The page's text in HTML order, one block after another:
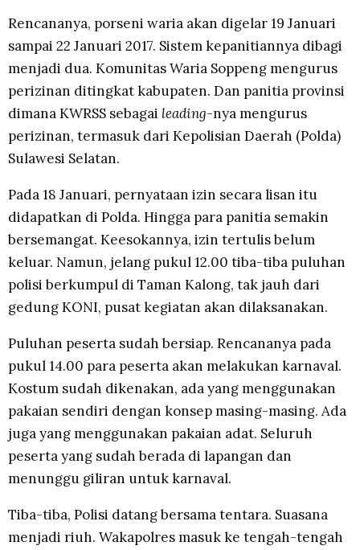
Rencananya, porseni waria akan digelar 19 Januari
sampai 22 Januari 2017. Sistem kepanitiannya dibagi
menjadi dua. Komunitas Waria Soppeng mengurus
perizinan ditingkat kabupaten. Dan panitia provinsi
dimana KWRSS sebagai leading-nya mengurus
perizinan, termasuk dari Kepolisian Daerah (Polda)
Sulawesi Selatan.
Pada 18 Januari, pernyataan izin secara lisan itu
didapatkan di Polda. Hingga para panitia semakin
bersemangat. Keesokannya, izin tertulis belum
keluar. Namun, jelang pukul 12.00 tiba-tiba puluhan
polisi berkumpul di Taman Kalong, tak jauh dari
gedung KONI, pusat kegiatan akan dilaksanakan.
Puluhan peserta sudah bersiap. Rencananya pada
pukul 14.00 para peserta akan melakukan karnaval.
Kostum sudah dikenakan, ada yang menggunakan
pakaian sendiri dengan konsep masing-masing. Ada
juga yang menggunakan pakaian adat. Seluruh
peserta yang sudah berada di lapangan dan
menunggu giliran untuk karnaval.
Tiba-tiba, Polisi datang bersama tentara. Suasana
menjadi riuh. Wakapolres masuk ke tengah-tengah